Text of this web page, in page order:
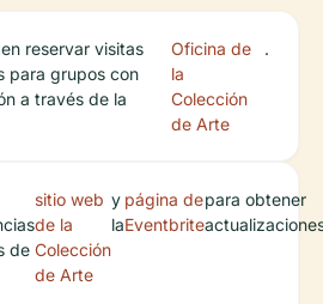
reservar visitas
para grupos con
a través de la
Oficina de
la
Colección
de Arte
.
de
sitio web
de la
Colección
de Arte
y
la
página de
Eventbrite
para obtener